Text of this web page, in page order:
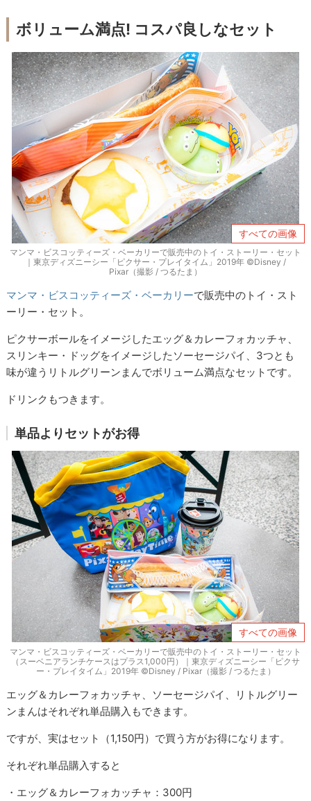
ボリューム満点! コスパ良しなセット
すべての画像
マンマ・ビスコッティーズ・ベーカリーで販売中のトイ・ストーリー・セット
｜東京ディズニーシー「ピクサー・プレイタイム」2019年 ©Disney /
Pixar（撮影 / つるたま）
マンマ・ビスコッティーズ・ベーカリーで販売中のトイ・スト
ーリー・セット。
ピクサーボールをイメージしたエッグ＆カレーフォカッチャ、
スリンキー・ドッグをイメージしたソーセージパイ、3つとも
味が違うリトルグリーンまんでボリューム満点なセットです。
ドリンクもつきます。
単品よりセットがお得
すべての画像
マンマ・ビスコッティーズ・ベーカリーで販売中のトイ・ストーリー・セット
（スーベニアランチケースはプラス1,000円）｜東京ディズニーシー「ピクサ
ー・プレイタイム」2019年 ©Disney / Pixar（撮影 / つるたま）
エッグ＆カレーフォカッチャ、ソーセージパイ、リトルグリー
ンまんはそれぞれ単品購入もできます。
ですが、実はセット（1,150円）で買う方がお得になります。
それぞれ単品購入すると
・エッグ＆カレーフォカッチャ：300円